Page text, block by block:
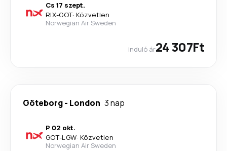
Cs 17 szept.
RIX-GOT· Közvetlen
Norwegian Air Sweden
induló ár24 307Ft
Göteborg- London 3 nap
P 02 okt.
GOT-LGW· Közvetlen
Norwegian Air Sweden